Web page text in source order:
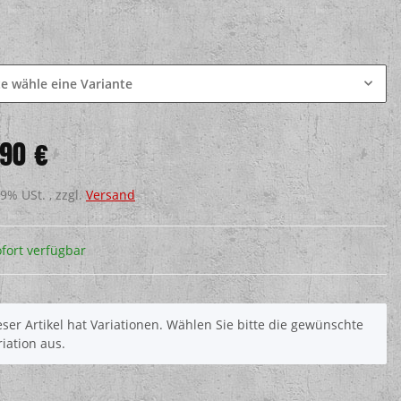
wähle eine Variante
€
USt. , zzgl.Versand
verfügbar
Artikel hat Variationen. Wählen Sie bitte die gewünschte
aus.